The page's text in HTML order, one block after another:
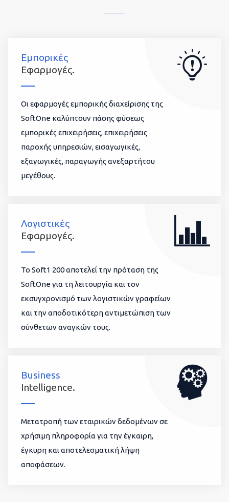
Εμπορικές
Εφαρμογές.
Οι εφαρμογές εμπορικής διαχείρισης της
SoftOne καλύπτουν πάσης φύσεως
εμπορικές επιχειρήσεις, επιχειρήσεις
παροχής υπηρεσιών, εισαγωγικές,
εξαγωγικές, παραγωγής ανεξαρτήτου
μεγέθους.
Λογιστικές
Εφαρμογές.
To Soft1 200 αποτελεί την πρόταση της
SoftOne για τη λειτουργία και τον
εκσυγχρονισμό των λογιστικών γραφείων
και την αποδοτικότερη αντιμετώπιση των
σύνθετων αναγκών τους.
Business
Intelligence.
Μετατροπή των εταιρικών δεδομένων σε
χρήσιμη πληροφορία για την έγκαιρη,
έγκυρη και αποτελεσματική λήψη
αποφάσεων.